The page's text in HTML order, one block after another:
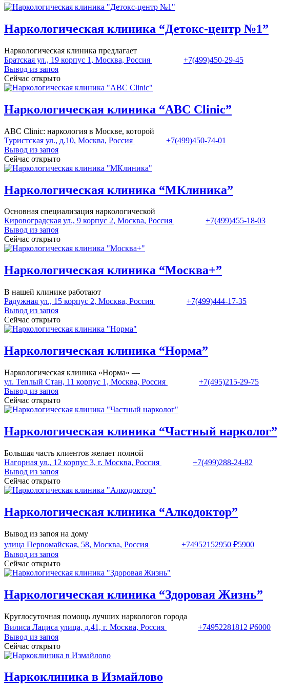
Наркологическая клиника “Детокс-центр №1”
Наркологическая клиника предлагает
Братская ул., 19 корпус 1, Москва, Россия
+7(499)450-29-45
Вывод из запоя
Сейчас открыто
Наркологическая клиника “ABC Clinic”
ABC Clinic: наркология в Москве, которой
Туристская ул., д.10, Москва, Россия
+7(499)450-74-01
Вывод из запоя
Сейчас открыто
Наркологическая клиника “МКлиника”
Основная специализация наркологической
Кировоградская ул., 9 корпус 2, Москва, Россия
+7(499)455-18-03
Вывод из запоя
Сейчас открыто
Наркологическая клиника “Москва+”
В нашей клинике работают
Радужная ул., 15 корпус 2, Москва, Россия
+7(499)444-17-35
Вывод из запоя
Сейчас открыто
Наркологическая клиника “Норма”
Наркологическая клиника «Норма» —
ул. Теплый Стан, 11 корпус 1, Москва, Россия
+7(495)215-29-75
Вывод из запоя
Сейчас открыто
Наркологическая клиника “Частный нарколог”
Большая часть клиентов желает полной
Нагорная ул., 12 корпус 3, г. Москва, Россия
+7(499)288-24-82
Вывод из запоя
Сейчас открыто
Наркологическая клиника “Алкодоктор”
Вывод из запоя на дому
улица Первомайская, 58, Москва, Россия
+74952152950 ₽5900
Вывод из запоя
Сейчас открыто
Наркологическая клиника “Здоровая Жизнь”
Круглосуточная помощь лучших наркологов города
Вилиса Лациса улица, д.41, г. Москва, Россия
+74952281812 ₽6000
Вывод из запоя
Сейчас открыто
Наркоклиника в Измайлово